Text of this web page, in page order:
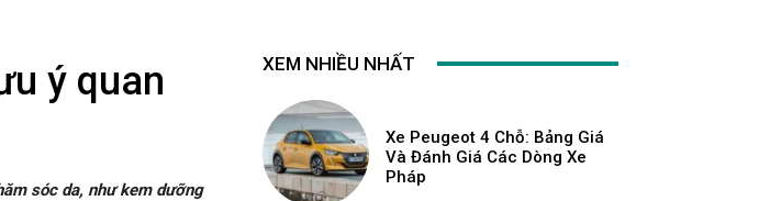
ý quan
sóc da, như kem dưỡng
XEM NHIỀU NHẤT
Xe Peugeot 4 Chỗ: Bảng Giá
Và Đánh Giá Các Dòng Xe
Pháp